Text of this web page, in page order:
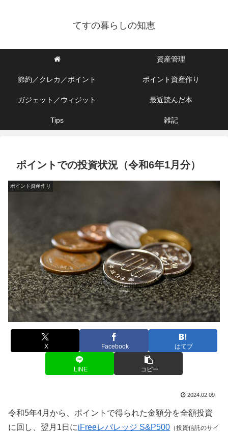
てすの暮らしの知恵
資産管理
節約／クレカ／ポイント ポイント資産作り
ガジェット／ウィジット 最近読んだ本
Tips 雑記
ポイントでの投資状況（令和6年1月分）
ポイント資産作り
X Facebook はてブ
LINE コピー
2024.02.09
令和5年4月から、ポイントで得られた金額分を全額投資
に回し、翌月1日にiFreeレバレッジ S&P500 （投資信託のサイ